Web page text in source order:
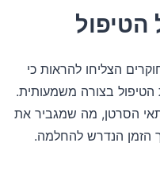
הטיפול
הצליחו להראות כי
בצורה משמעותית.
תאי הסרטן, מה שמגביר את
הזמן הנדרש להחלמה.